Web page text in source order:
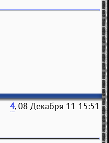
4, 08 Декабря 11 15:51